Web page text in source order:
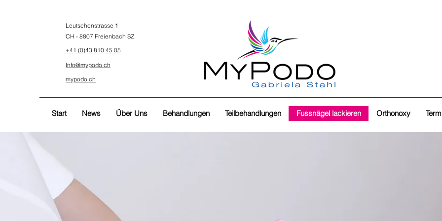
Leutschenstrasse 1
CH - 8807 Freienbach SZ
+41 (0)43 810 45 05
Info@mypodo.ch
mypodo.ch
Start News Über Uns Behandlungen Teilbehandlungen Fussnägel lackieren Orthonoxy